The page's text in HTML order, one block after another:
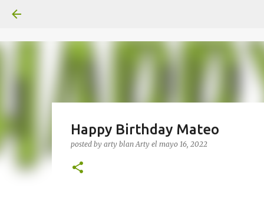
Happy Birthday Mateo
posted by arty blanArty el mayo 16, 2022